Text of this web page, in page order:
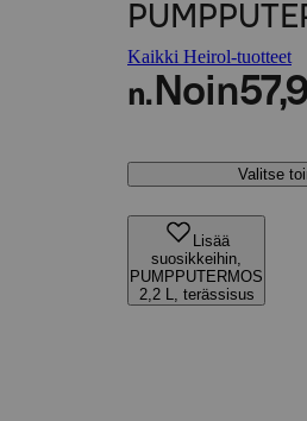
Kaikki Heirol-tuotteet
n. Noin
Valitse
Lisää
suosikkeihin,
PUMPPUTERMOS
2,2 L, terässisus